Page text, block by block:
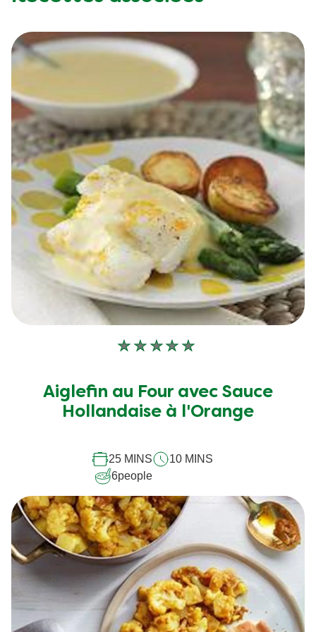
Aucune
soumise
pour
Aiglefin au Four avec Sauce
Hollandaise à l'Orange
25 MINS
10 MINS
6people